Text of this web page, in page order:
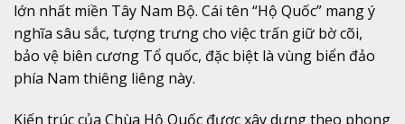
lớn nhất miền Tây Nam Bộ. Cái tên “Hộ Quốc” mang ý
nghĩa sâu sắc, tượng trưng cho việc trấn giữ bờ cõi,
bảo vệ biên cương Tổ quốc, đặc biệt là vùng biển đảo
phía Nam thiêng liêng này.
Kiến trúc của Chùa Hộ Quốc được xây dựng theo phong